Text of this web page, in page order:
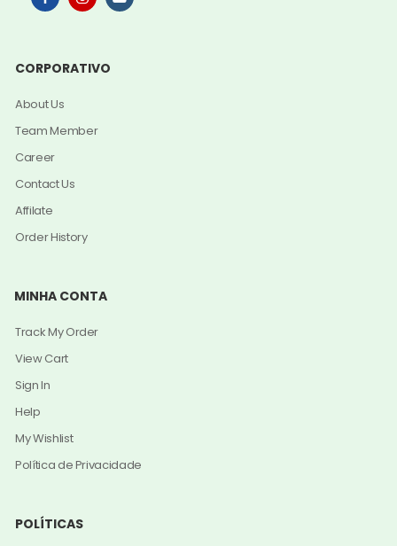
CORPORATIVO
About Us
Team Member
Career
Contact Us
Affilate
Order History
MINHA CONTA
Track My Order
View Cart
Sign In
Help
My Wishlist
Política de Privacidade
POLÍTICAS